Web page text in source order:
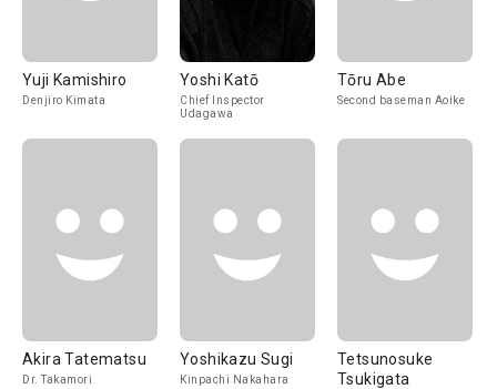
Yuji Kamishiro
Denjiro Kimata
Yoshi Katō
Chief Inspector
Udagawa
Tōru Abe
Second baseman Aoike
Akira Tatematsu
Dr. Takamori
Yoshikazu Sugi
Kinpachi Nakahara
Tetsunosuke
Tsukigata